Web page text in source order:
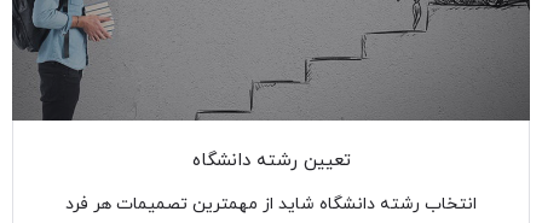
تعیین رشته دانشگاه
انتخاب رشته دانشگاه شاید از مهمترین تصمیمات هر فرد